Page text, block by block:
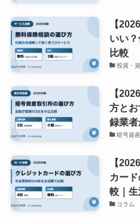
【
いい
比較
投資・
【
方と
録業
暗号資
【
カー
較｜
コラム